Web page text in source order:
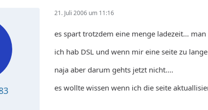
21. Juli 2006 um 11:16
es spart trotzdem eine menge ladezeit...
ich hab DSL und wenn mir eine seite zu
naja aber darum gehts jetzt nicht....
es wollte wissen wenn ich die seite